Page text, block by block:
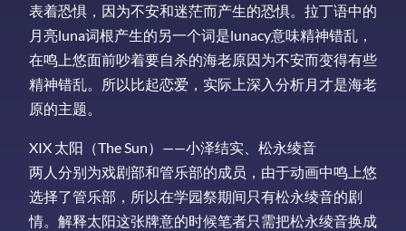
表着恐惧，因为不安和迷茫而产生的恐惧。拉丁语中的
月亮luna词根产生的另一个词是lunacy意味精神错乱，
在鸣上悠面前吵着要自杀的海老原因为不安而变得有些
精神错乱。所以比起恋爱，实际上深入分析月才是海老
原的主题。
XIX 太阳（The Sun）——小泽结实、松永绫音
两人分别为戏剧部和管乐部的成员，由于动画中鸣上悠
选择了管乐部，所以在学园祭期间只有松永绫音的剧
情。解释太阳这张牌意的时候笔者只需把松永绫音换成